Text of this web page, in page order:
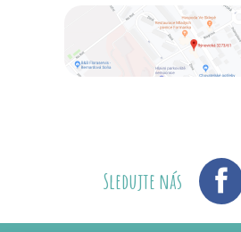
Sledujte nás